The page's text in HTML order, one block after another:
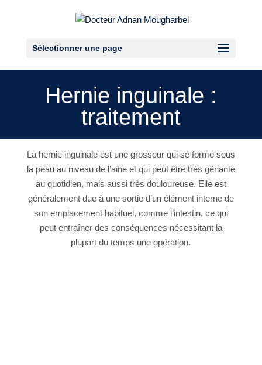
Sélectionner une page
Hernie inguinale :
traitement
La hernie inguinale est une grosseur qui se forme sous
la peau au niveau de l’aine et qui peut être très gênante
au quotidien, mais aussi très douloureuse. Elle est
généralement due à une sortie d’un élément interne de
son emplacement habituel, comme l’intestin, ce qui
peut entraîner des conséquences nécessitant la
plupart du temps une opération.